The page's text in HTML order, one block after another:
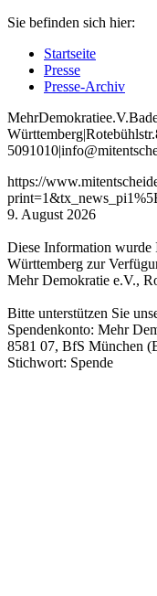
Sie befinden sich hier:
Startseite
Presse
Presse-Archiv
MehrDemokratiee.V.
Württemberg|Rotebühlstr.
5091010|info
https://
9. August 2026
Diese Information wurde
Württemberg zur
Mehr Demokratie e.V.,
Bitte unterstützen Sie
Spendenkonto: Mehr
8581 07, BfS München
Stichwort: Spende